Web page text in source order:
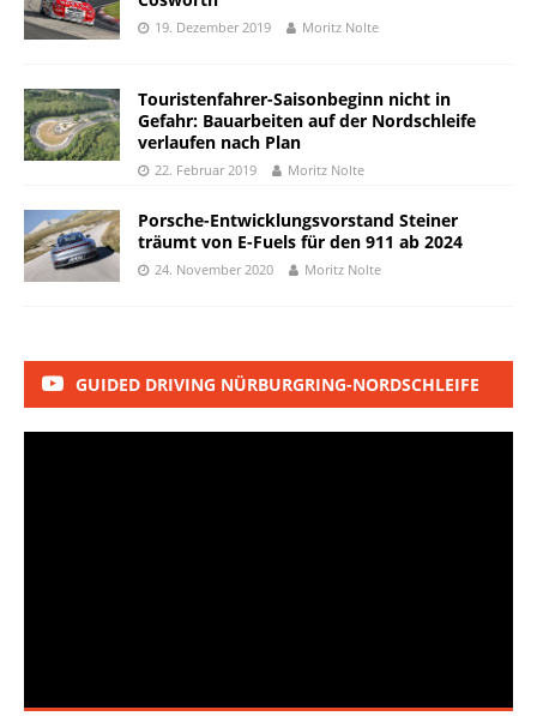
19. Dezember 2019 Moritz Nolte
Touristenfahrer-Saisonbeginn nicht in
Gefahr: Bauarbeiten auf der Nordschleife
verlaufen nach Plan
22. Februar 2019 Moritz Nolte
Porsche-Entwicklungsvorstand Steiner
träumt von E-Fuels für den 911 ab 2024
24. November 2020 Moritz Nolte
GUIDED DRIVING NÜRBURGRING-NORDSCHLEIFE